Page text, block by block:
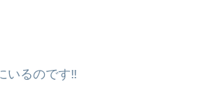
いるのです‼︎